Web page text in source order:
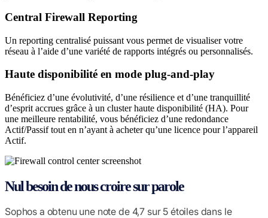
Central Firewall Reporting
Un reporting centralisé puissant vous permet de visualiser votre
réseau à l’aide d’une variété de rapports intégrés ou personnalisés.
Haute disponibilité en mode plug-and-play
Bénéficiez d’une évolutivité, d’une résilience et d’une tranquillité
d’esprit accrues grâce à un cluster haute disponibilité (HA). Pour
une meilleure rentabilité, vous bénéficiez d’une redondance
Actif/Passif tout en n’ayant à acheter qu’une licence pour l’appareil
Actif.
Nul besoin de nous croire sur parole
Sophos a obtenu une note de 4,7 sur 5 étoiles dans le